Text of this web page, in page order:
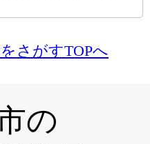
さがすTOPへ
の